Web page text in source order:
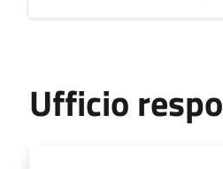
Ufficio